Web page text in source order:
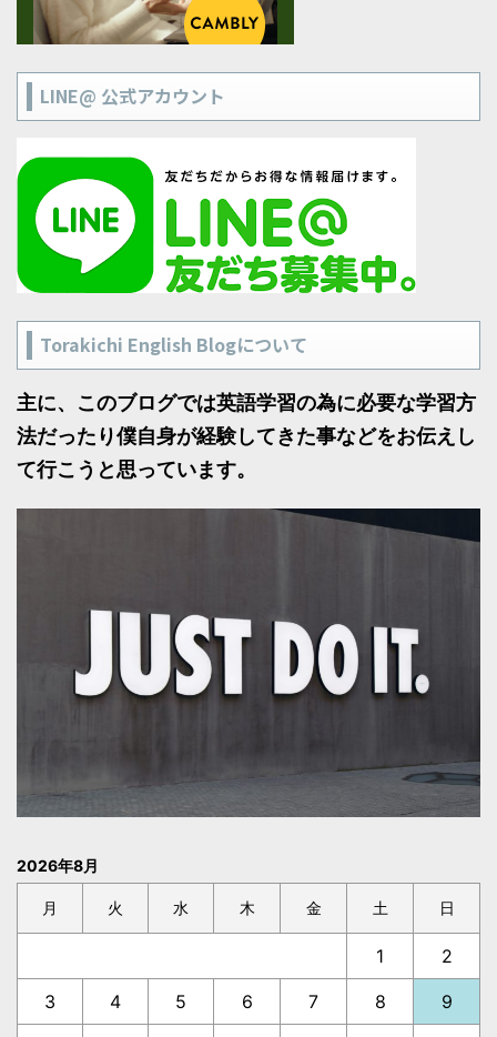
LINE@ 公式アカウント
Torakichi English Blogについて
主に、このブログでは英語学習の為に必要な学習方
法だったり僕自身が経験してきた事などをお伝えし
て行こうと思っています。
2026年8月
月 火 水 木 金 土 日
1 2
3 4 5 6 7 8 9